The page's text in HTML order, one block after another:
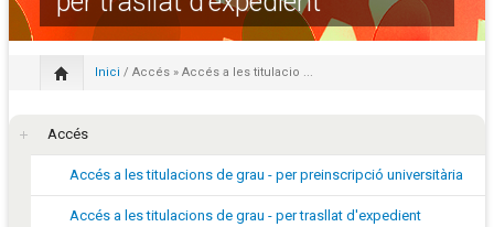
Inici / Accés » Accés a les titulacio ...
Accés
Accés a les titulacions de grau - per preinscripció universitària
Accés a les titulacions de grau - per trasllat d'expedient